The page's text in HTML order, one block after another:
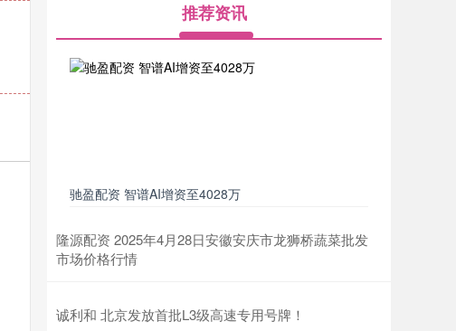
推荐资讯
驰盈配资 智谱AI增资至4028万
隆源配资 2025年4月28日安徽安庆市龙狮桥蔬菜批发
市场价格行情
诚利和 北京发放首批L3级高速专用号牌！